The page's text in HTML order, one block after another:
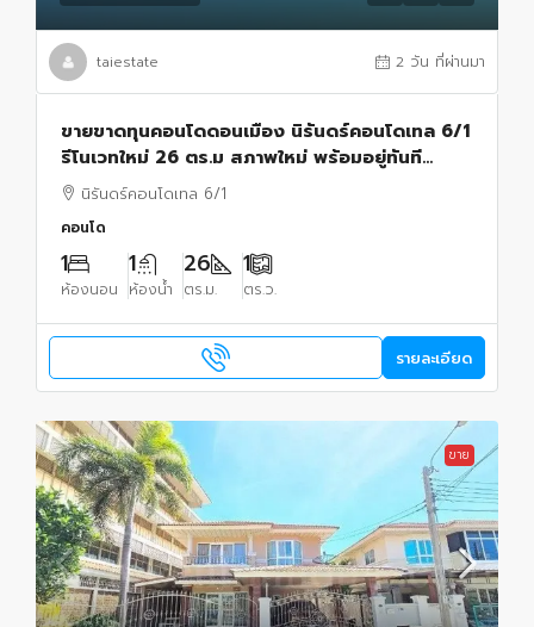
taiestate 2 วัน ที่ผ่านมา
ขายขาดทุนคอนโดดอนเมือง นิรันดร์คอนโดเทล 6/1
รีโนเวทใหม่ 26 ตร.ม สภาพใหม่ พร้อมอยู่ทันที
เฟอร์นิเจอร์ใหม่ครบใกล้รถไฟฟ้าสีแดง ดอนเมือง
นิรันดร์คอนโดเทล 6/1
คอนโด
1
ห้องนอน
1
ห้องน้ำ
26
ตร.ม.
1
ตร.ว.
รายละเอียด
ขาย